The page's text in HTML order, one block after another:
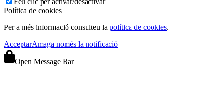
Feu clic per activar/desactivar
Política de cookies
Per a més informació consulteu la política de cookies.
AcceptarAmaga només la notificació
Open Message Bar